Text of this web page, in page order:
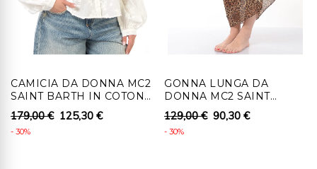
fisicamente il prodotto e fatto pervenire a Ronca 1862
srl , senza indebito ritardo, entro 14 giorni lavorativi
dall'autorizzazione al recesso.
diritto di recesso, saranno rimborsati i pagamenti
eccezione dei costi supplementari derivanti dalla
CAMICIA DA DONNA MC2
SAINT BARTH IN COTONE
CON RICAMI
179,00 € 125,30 €
- 30%
GONNA LUNGA DA
DONNA MC2 SAINT
BARTH PAREO
ANIMALIER
129,00 € 90,30 €
- 30%